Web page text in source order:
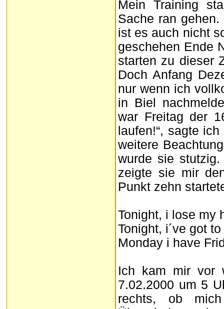
Mein Training
Sache ran
ist es auch nicht
geschehen Ende
starten zu dieser
Doch Anfang
nur wenn ich
in Biel
war Freitag der
laufen!“, sagte
weitere
wurde sie
zeigte sie mir
Punkt zehn
Tonight, i lose my
Tonight, i´ve got
Monday i have
Ich kam mir vor
7.02.2000 um 5
rechts, ob